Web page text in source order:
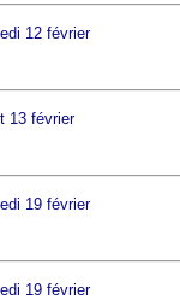
12 février
13 février
19 février
19 février